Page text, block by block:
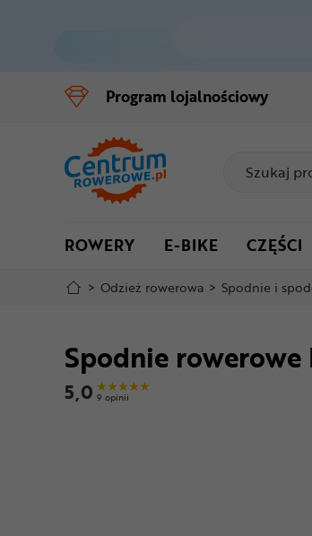
Menu główne
Informacje o produkcie
Do koszyka
Szczegółowe informacje
Mapa strony
Program lojalnościowy
ROWERY E-BIKE CZĘŚCI
> Odzież rowerowa > Spodnie i
Spodnie
5,0 9 opinii